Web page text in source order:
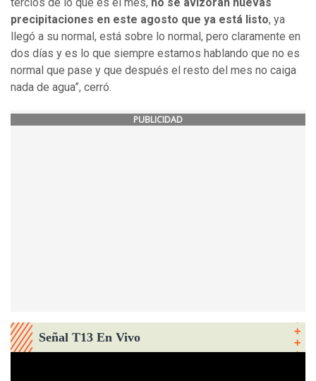
precipitaciones en este agosto que ya está listo, ya
llegó a su normal, está sobre lo normal, pero claramente en
dos días y es lo que siempre estamos hablando que no es
normal que pase y que después el resto del mes no caiga
nada de agua”, cerró.
PUBLICIDAD
Señal T13 En Vivo